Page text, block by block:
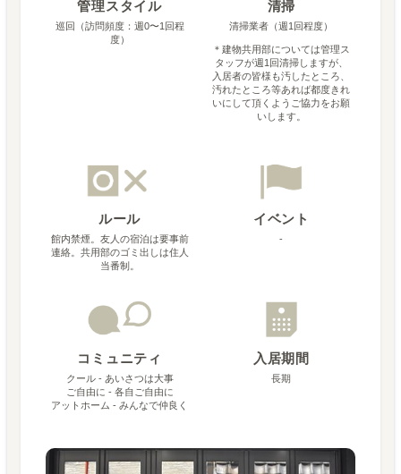
管理スタイル
巡回（訪問頻度：週0〜1回程
度）
清掃
清掃業者（週1回程度）
＊建物共用部については管理ス
タッフが週1回清掃しますが、
入居者の皆様も汚したところ、
汚れたところ等あれば都度きれ
いにして頂くようご協力をお願
いします。
ルール
館内禁煙。友人の宿泊は要事前
連絡。共用部のゴミ出しは住人
当番制。
イベント
-
コミュニティ
クール - あいさつは大事
ご自由に - 各自ご自由に
アットホーム - みんなで仲良く
入居期間
長期